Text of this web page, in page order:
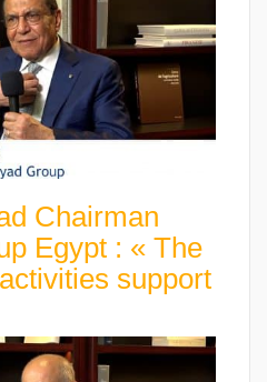
Chairman
Egypt : « The
support